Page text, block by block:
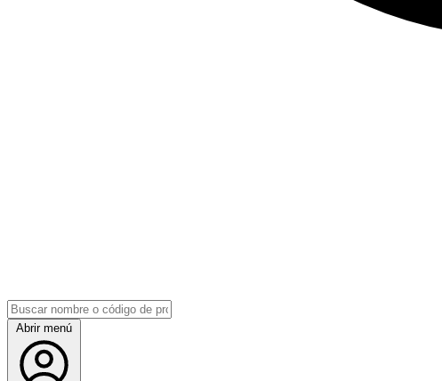
Abrir menú